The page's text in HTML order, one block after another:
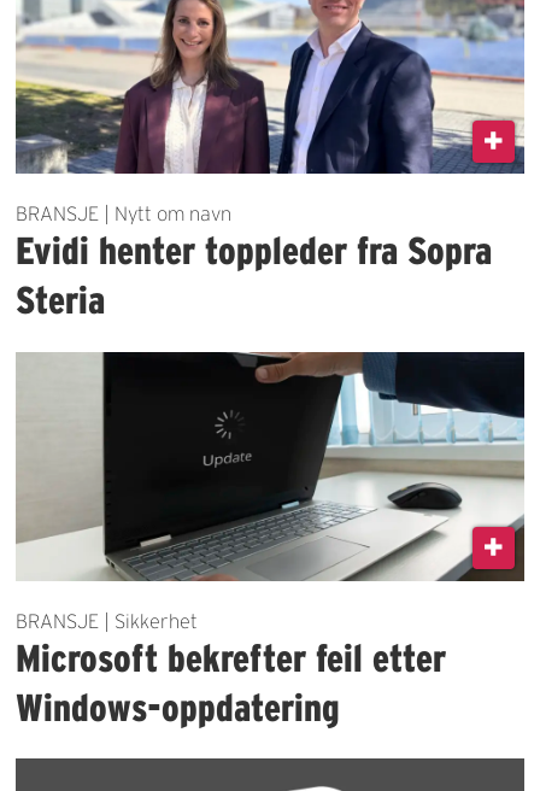
BRANSJE | Nytt om navn
Evidi henter toppleder fra Sopra
Steria
BRANSJE | Sikkerhet
Microsoft bekrefter feil etter
Windows-oppdatering